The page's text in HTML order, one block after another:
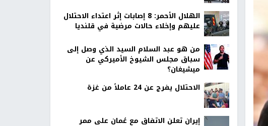
الهلال الأحمر: 8 إصابات إثر اعتداء الاحتلال
عليهم وإخلاء حالات مرضية في قلنديا
من هو عبد السلام السيد الذي وصل إلى
سباق مجلس الشيوخ الأميركي عن
ميشيغان؟
الاحتلال يفرج عن 24 عاملاً من غزة
إيران تعلن الاتفاق مع عُمان على ممر